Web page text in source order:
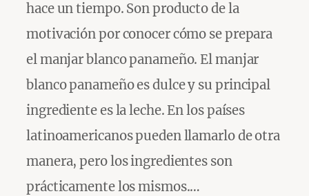
hace un tiempo. Son producto de la
motivación por conocer cómo se prepara
el manjar blanco panameño. El manjar
blanco panameño es dulce y su principal
ingrediente es la leche. En los países
latinoamericanos pueden llamarlo de otra
manera, pero los ingredientes son
prácticamente los mismos.…